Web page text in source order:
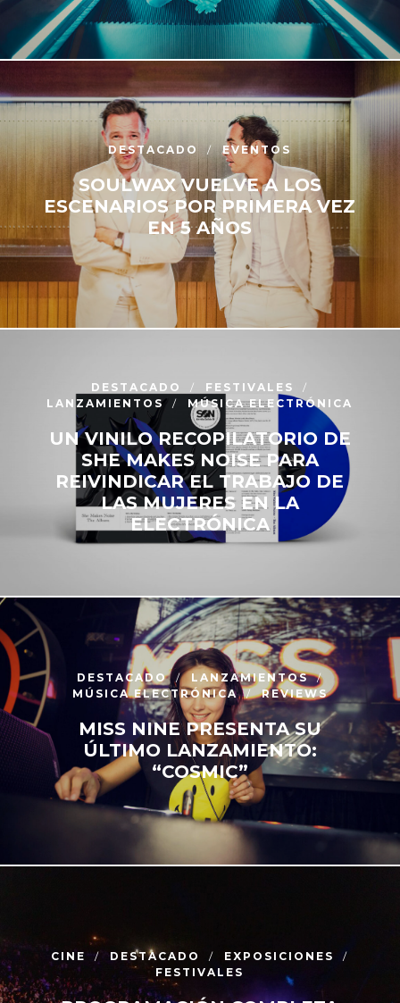
DESTACADO EVENTOS
SOULWAX VUELVE A LOS
ESCENARIOS POR PRIMERA VEZ
EN 5 AÑOS
DESTACADO
FESTIVALES
LANZAMIENTOS
MÚSICA ELECTRÓNICA
UN VINILO RECOPILATORIO DE
SHE MAKES NOISE PARA
REIVINDICAR EL TRABAJO DE
LAS MUJERES EN LA
ELECTRÓNICA
DESTACADO
LANZAMIENTOS
MÚSICA ELECTRÓNICA
REVIEWS
MISS NINE PRESENTA SU
ÚLTIMO LANZAMIENTO:
“COSMIC”
CINE DESTACADO
EXPOSICIONES
FESTIVALES